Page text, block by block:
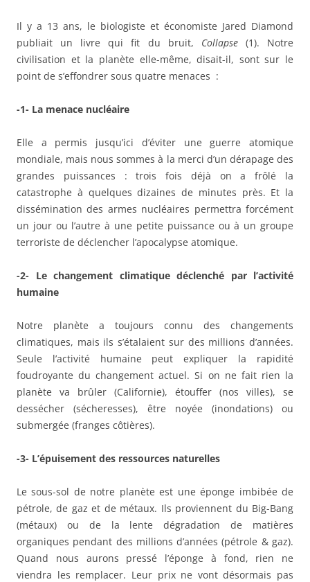
Il y a 13 ans, le biologiste et économiste Jared Diamond
publiait un livre qui fit du bruit, Collapse(1). Notre
civilisation et la planète elle-même, disait-il, sont sur le
point de s’effondrer sous quatre menaces :
-1- La menace nucléaire
Elle a permis jusqu’ici d’éviter une guerre atomique
mondiale, mais nous sommes à la merci d’un dérapage des
grandes puissances : trois fois déjà on a frôlé la
catastrophe à quelques dizaines de minutes près. Et la
dissémination des armes nucléaires permettra forcément
un jour ou l’autre à une petite puissance ou à un groupe
terroriste de déclencher l’apocalypse atomique.
-2- Le changement climatique déclenché par l’activité
humaine
Notre planète a toujours connu des changements
climatiques, mais ils s’étalaient sur des millions d’années.
Seule l’activité humaine peut expliquer la rapidité
foudroyante du changement actuel. Si on ne fait rien la
planète va brûler (Californie), étouffer (nos villes), se
dessécher (sécheresses), être noyée (inondations) ou
submergée (franges côtières).
-3- L’épuisement des ressources naturelles
Le sous-sol de notre planète est une éponge imbibée de
pétrole, de gaz et de métaux. Ils proviennent du Big-Bang
(métaux) ou de la lente dégradation de matières
organiques pendant des millions d’années (pétrole & gaz).
Quand nous aurons pressé l’éponge à fond, rien ne
viendra les remplacer. Leur prix ne vont désormais pas